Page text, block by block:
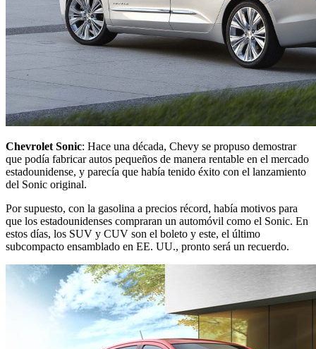
Chevrolet Sonic: Hace una década, Chevy se propuso demostrar
que podía fabricar autos pequeños de manera rentable en el mercado
estadounidense, y parecía que había tenido éxito con el lanzamiento
del Sonic original.
Por supuesto, con la gasolina a precios récord, había motivos para
que los estadounidenses compraran un automóvil como el Sonic. En
estos días, los SUV y CUV son el boleto y este, el último
subcompacto ensamblado en EE. UU., pronto será un recuerdo.